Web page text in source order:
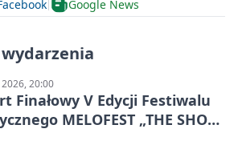
Google News
20:00
Finałowy V Edycji Festiwalu
MELOFEST „THE SHOW